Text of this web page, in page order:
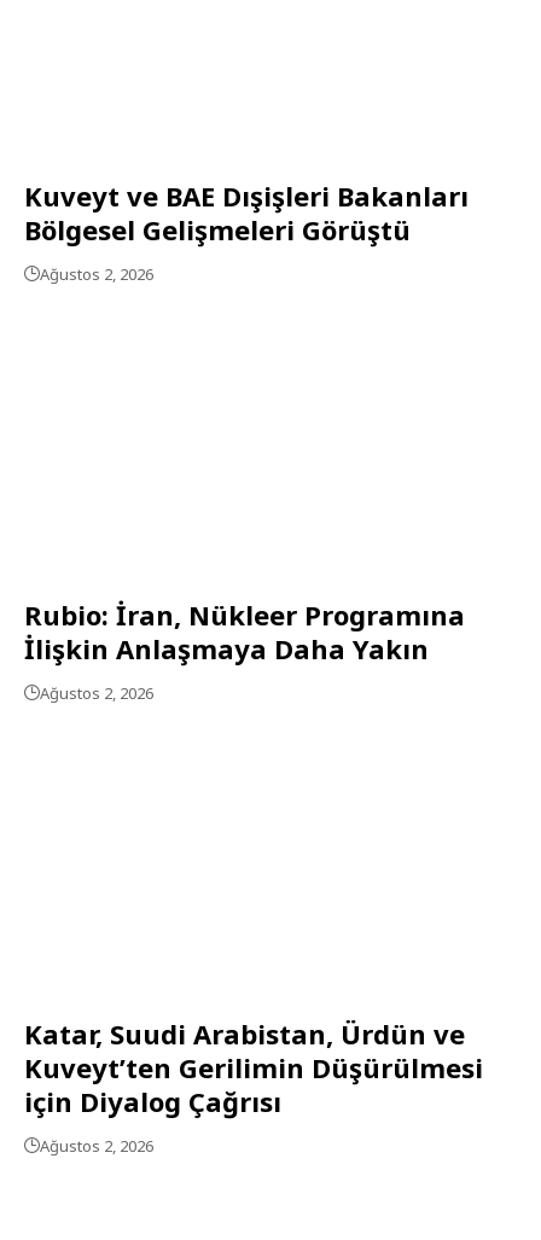
Kuveyt ve BAE Dışişleri Bakanları
Bölgesel Gelişmeleri Görüştü
Ağustos 2, 2026
Rubio: İran, Nükleer Programına
İlişkin Anlaşmaya Daha Yakın
Ağustos 2, 2026
Katar, Suudi Arabistan, Ürdün ve
Kuveyt’ten Gerilimin Düşürülmesi
için Diyalog Çağrısı
Ağustos 2, 2026